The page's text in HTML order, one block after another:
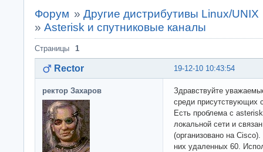
Форум » Другие дистрибутивы Linux/UNIX
» Asterisk и спутниковые каналы
Страницы 1
19-12-10 10:43:54
Rector
ректор Захаров
Здравствуйте
среди присутствующих
Есть проблема с
локальной сети и
(организовано на
них удаленных 60.